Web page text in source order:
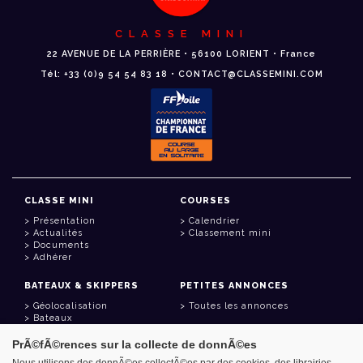
CLASSE MINI
22 AVENUE DE LA PERRIÈRE • 56100 LORIENT • France
Tél: +33 (0)9 54 54 83 18 • CONTACT@CLASSEMINI.COM
CLASSE MINI
Présentation
Actualités
Documents
Adhérer
COURSES
Calendrier
Classement mini
BATEAUX & SKIPPERS
Géolocalisation
Bateaux
PETITES ANNONCES
Toutes les annonces
LIENS UTILES
PrÃ©fÃ©rences sur la collecte de donnÃ©es